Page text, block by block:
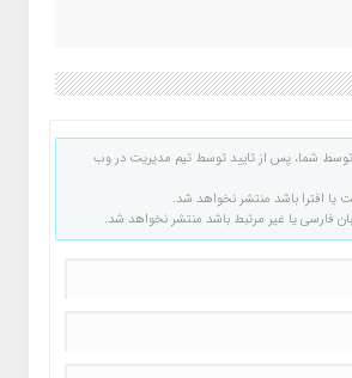
شما، پس از تایید توسط تیم مدیریت در وب
یا افترا باشد منتشر نخواهد شد.
فارسی یا غیر مرتبط باشد منتشر نخواهد شد.